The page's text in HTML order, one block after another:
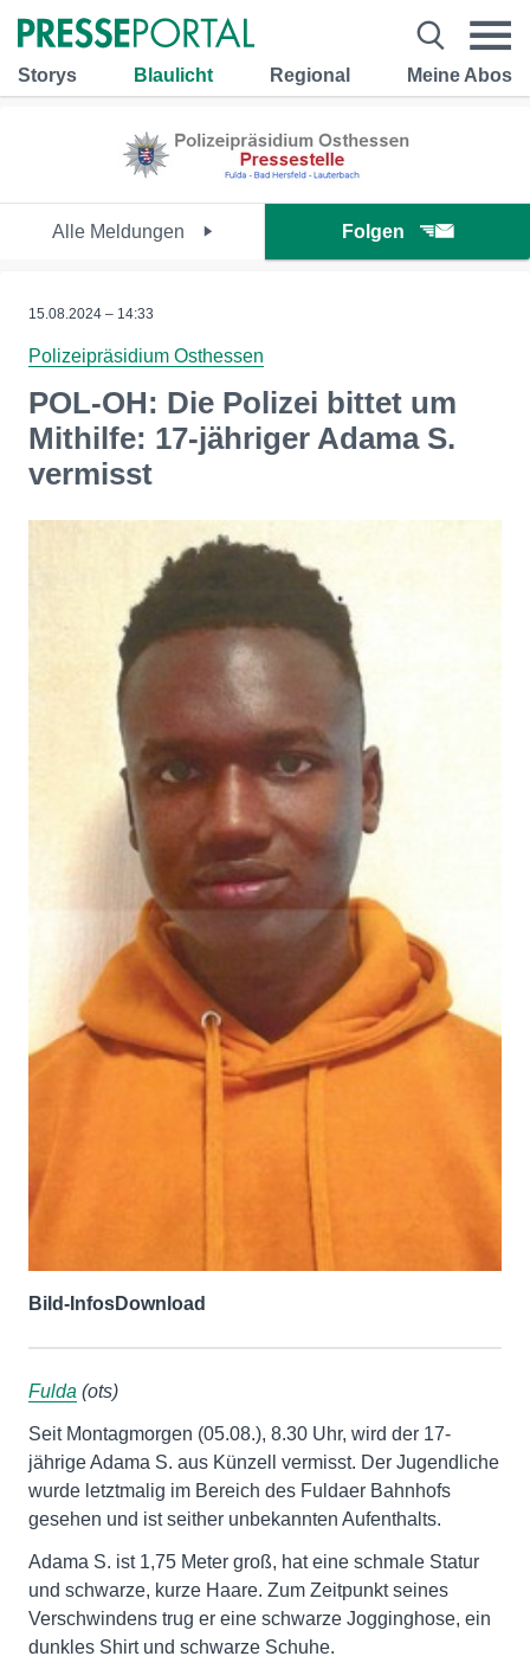
Storys Blaulicht Regional Meine Abos
Alle Meldungen Folgen
15.08.2024 – 14:33
Polizeipräsidium Osthessen
POL-OH: Die Polizei bittet um
Mithilfe: 17-jähriger Adama S.
vermisst
Bild-InfosDownload
Fulda (ots)
Seit Montagmorgen (05.08.), 8.30 Uhr, wird der 17-
jährige Adama S. aus Künzell vermisst. Der Jugendliche
wurde letztmalig im Bereich des Fuldaer Bahnhofs
gesehen und ist seither unbekannten Aufenthalts.
Adama S. ist 1,75 Meter groß, hat eine schmale Statur
und schwarze, kurze Haare. Zum Zeitpunkt seines
Verschwindens trug er eine schwarze Jogginghose, ein
dunkles Shirt und schwarze Schuhe.